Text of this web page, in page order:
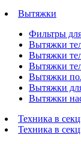
Вытяжки
Фильтры
Вытяжки
Вытяжки
Вытяжки
Вытяжки
Вытяжки
Вытяжки
Техника в
Техника в